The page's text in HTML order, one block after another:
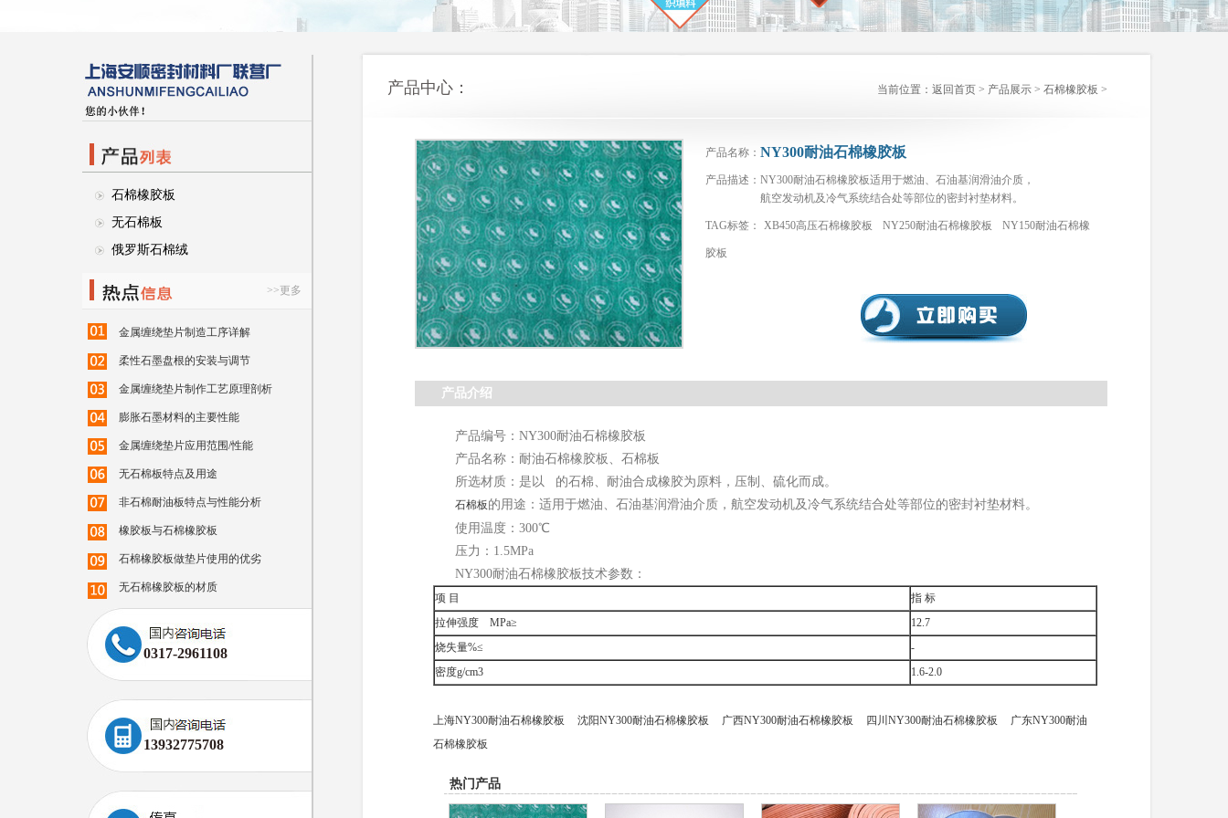
石棉橡胶板
无石棉板
俄罗斯石棉绒
>>更多
金属缠绕垫片制造工序详解
柔性石墨盘根的安装与调节
金属缠绕垫片制作工艺原理剖析
膨胀石墨材料的主要性能
金属缠绕垫片应用范围/性能
无石棉板特点及用途
非石棉耐油板特点与性能分析
橡胶板与石棉橡胶板
石棉橡胶板做垫片使用的优劣
无石棉橡胶板的材质
0317-2961108
13932775708
当前位置： 返回首页 > 产品展示 > 石棉橡胶板 >
产品中心：
产品名称： NY300耐油石棉橡胶板
产品描述： NY300耐油石棉橡胶板适用于燃油、石油基润滑油介质，
航空发动机及冷气系统结合处等部位的密封衬垫材料。
TAG标签： XB450高压石棉橡胶板 NY250耐油石棉橡胶板 NY150耐油石棉橡
胶板
产品介绍
产品编号：NY300耐油石棉橡胶板
产品名称：耐油石棉橡胶板、石棉板
所选材质：是以 的石棉、耐油合成橡胶为原料，压制、硫化而成。
石棉板的用途：适用于燃油、石油基润滑油介质，航空发动机及冷气系统结合处等部位的密封衬垫材料。
使用温度：300℃
压力：1.5MPa
NY300耐油石棉橡胶板技术参数：
项 目
指 标
拉伸强度 MPa≥
12.7
烧失量%≤
-
密度g/cm3
1.6-2.0
上海NY300耐油石棉橡胶板 沈阳NY300耐油石棉橡胶板 广西NY300耐油石棉橡胶板 四川NY300耐油石棉橡胶板
广东NY300耐油
石棉橡胶板
热门产品